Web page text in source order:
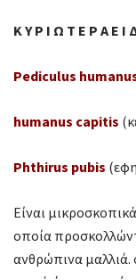
Κ Υ Ρ Ι Ω Τ Ε Ρ Α Ε Ι
Pediculus
humanus capitis
Phthirus pubis
Είναι
οποία
ανθρώπινα μαλλιά.